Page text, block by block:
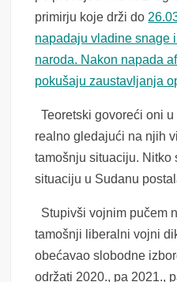
primirju koje drži do
napadaju vladine snage
naroda. Nakon napada
pokušaju zaustavljanja
Teoretski govoreći oni
realno gledajući na njih
tamošnju situaciju. Nitko
situaciju u Sudanu
Stupivši vojnim pučem
tamošnji liberalni vojni
obećavao slobodne
održati 2020., pa 2021.,